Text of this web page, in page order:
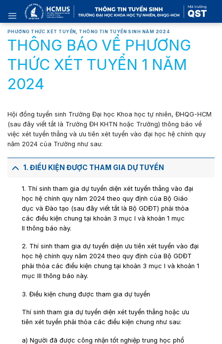
content
PHƯƠNG THỨC XÉT TUYỂN THÔNG TIN TUYỂN SINH NĂM 2024
THÔNG BÁO VỀ PHƯƠNG
THỨC XÉT TUYỂN 1 NĂM
2024
Hội đồng tuyển sinh Trường Đại học Khoa học tự nhiên, ĐHQG-HCM
(sau đây viết tắt là Trường ĐH KHTN hoặc Trường) thông báo về
việc xét tuyển thẳng và ưu tiên xét tuyển vào đại học hệ chính quy
năm 2024 của Trường như sau:
1. ĐIỀU KIỆN ĐƯỢC THAM GIA DỰ TUYỂN
1. Thí sinh tham gia dự tuyển diện xét tuyển thẳng vào đại
học hệ chính quy năm 2024 theo quy định của Bộ Giáo
dục và Đào tạo (sau đây viết tắt là Bộ GDĐT) phải thỏa
các điều kiện chung tạikhoản 3 mục I vàkhoản 1 mục
II thông báo này.
2. Thí sinh tham gia dự tuyển diện ưu tiên xét tuyển vào đại
học hệ chính quy năm 2024 theo quy định của Bộ GDĐT
phải thỏa các điều kiện chung tạikhoản 3 mục I vàkhoản 1
mục III thông báo này.
3. Điều kiện chung được tham gia dự tuyển
Thí sinh tham gia dự tuyển diện xét tuyển thẳng hoặc ưu
tiên xét tuyển phải thỏa các điều kiện chung như sau:
a) Người đã được công nhận tốt nghiệp trung học phổ